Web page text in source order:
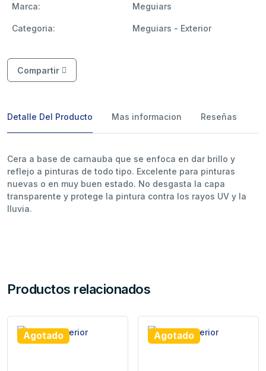
Marca: Meguiars
Categoria: Meguiars - Exterior
Compartir
Detalle Del Producto Mas informacion Reseñas
Cera a base de carnauba que se enfoca en dar brillo y
reflejo a pinturas de todo tipo. Excelente para pinturas
nuevas o en muy buen estado. No desgasta la capa
transparente y protege la pintura contra los rayos UV y la
lluvia.
Productos relacionados
Agotado Agotado